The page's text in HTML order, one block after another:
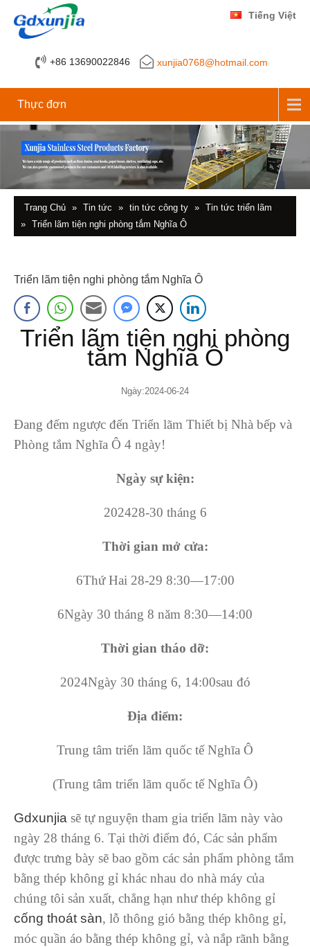
+86 13690022846 xunjia0768@hotmail.com
Tiếng Việt
Thực đơn
Trang Chủ » Tin tức » tin tức công ty » Tin tức triển lãm
» Triển lãm tiện nghi phòng tắm Nghĩa Ô
Triển lãm tiện nghi phòng tắm Nghĩa Ô
Triển lãm tiện nghi phòng
tắm Nghĩa Ô
Ngày:2024-06-24
Đang đếm ngược đến Triển lãm Thiết bị Nhà bếp và
Phòng tắm Nghĩa Ô 4 ngày!
Ngày sự kiện:
202428-30 tháng 6
Thời gian mở cửa:
6Thứ Hai 28-29 8:30—17:00
6Ngày 30 tháng 8 năm 8:30—14:00
Thời gian tháo dỡ:
2024Ngày 30 tháng 6, 14:00sau đó
Địa điểm:
Trung tâm triển lãm quốc tế Nghĩa Ô
(Trung tâm triển lãm quốc tế Nghĩa Ô)
Gdxunjia sẽ tự nguyện tham gia triển lãm này vào
ngày 28 tháng 6. Tại thời điểm đó, Các sản phẩm
được trưng bày sẽ bao gồm các sản phẩm phòng tắm
bằng thép không gỉ khác nhau do nhà máy của
chúng tôi sản xuất, chẳng hạn như thép không gỉ
cống thoát sàn, lỗ thông gió bằng thép không gỉ,
móc quần áo bằng thép không gỉ, và nắp rãnh bằng